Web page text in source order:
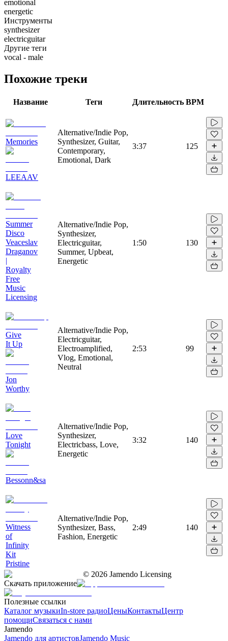
emotional
energetic
Инструменты
synthesizer
electricguitar
Другие теги
vocal - male
Похожие треки
Название Теги Длительность BPM
Memories
LEEAAV
Alternative/Indie Pop,
Synthesizer, Guitar,
Contemporary,
Emotional, Dark
3:37 125
Summer
Disco
Veaceslav
Draganov
|
Royalty
Free
Music
Licensing
Alternative/Indie Pop,
Synthesizer,
Electricguitar,
Summer, Upbeat,
Energetic
1:50 130
Give
It Up
Jon
Worthy
Alternative/Indie Pop,
Electricguitar,
Electroamplified,
Vlog, Emotional,
Neutral
2:53 99
Love
Tonight
Bessonn&sa
Alternative/Indie Pop,
Synthesizer,
Electricbass, Love,
Energetic
3:32 140
Witness
of
Infinity
Kit
Pristine
Alternative/Indie Pop,
Synthesizer, Bass,
Fashion, Energetic
2:49 140
© 2026 Jamendo Licensing
Скачать приложение
Полезные ссылки
Каталог музыкиIn-store радиоЦеныКонтактыЦентр
помощиСвязаться с нами
Jamendo
Jamendo для артистовJamendo Music